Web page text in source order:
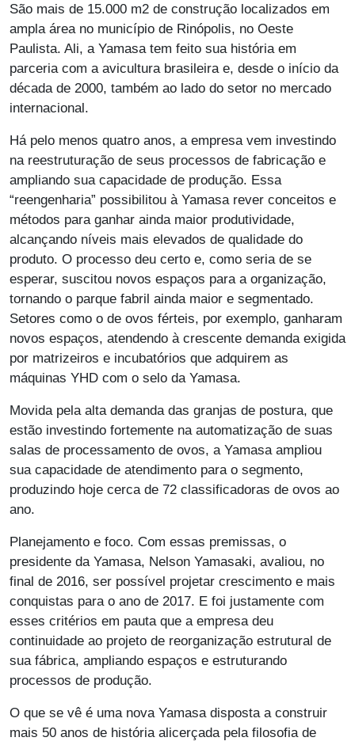
São mais de 15.000 m2 de construção localizados em
ampla área no município de Rinópolis, no Oeste
Paulista. Ali, a Yamasa tem feito sua história em
parceria com a avicultura brasileira e, desde o início da
década de 2000, também ao lado do setor no mercado
internacional.
Há pelo menos quatro anos, a empresa vem investindo
na reestruturação de seus processos de fabricação e
ampliando sua capacidade de produção. Essa
“reengenharia” possibilitou à Yamasa rever conceitos e
métodos para ganhar ainda maior produtividade,
alcançando níveis mais elevados de qualidade do
produto. O processo deu certo e, como seria de se
esperar, suscitou novos espaços para a organização,
tornando o parque fabril ainda maior e segmentado.
Setores como o de ovos férteis, por exemplo, ganharam
novos espaços, atendendo à crescente demanda exigida
por matrizeiros e incubatórios que adquirem as
máquinas YHD com o selo da Yamasa.
Movida pela alta demanda das granjas de postura, que
estão investindo fortemente na automatização de suas
salas de processamento de ovos, a Yamasa ampliou
sua capacidade de atendimento para o segmento,
produzindo hoje cerca de 72 classificadoras de ovos ao
ano.
Planejamento e foco. Com essas premissas, o
presidente da Yamasa, Nelson Yamasaki, avaliou, no
final de 2016, ser possível projetar crescimento e mais
conquistas para o ano de 2017. E foi justamente com
esses critérios em pauta que a empresa deu
continuidade ao projeto de reorganização estrutural de
sua fábrica, ampliando espaços e estruturando
processos de produção.
O que se vê é uma nova Yamasa disposta a construir
mais 50 anos de história alicerçada pela filosofia de